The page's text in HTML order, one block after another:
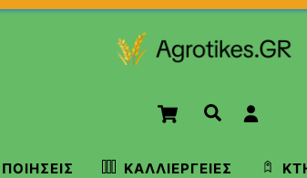
Cart Αναζήτηση
ΚΑΛΛΙΈΡΓΕΙΕΣ